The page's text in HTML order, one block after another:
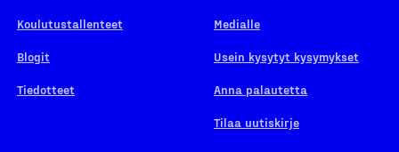
Koulutustallenteet
Blogit
Tiedotteet
Medialle
Usein kysytyt kysymykset
Anna palautetta
Tilaa uutiskirje